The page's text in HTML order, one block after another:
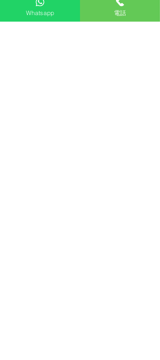
無需頻繁插拔外接設備。
強大的連網功能：
支援2.4/5G雙頻
Whatsapp 電話